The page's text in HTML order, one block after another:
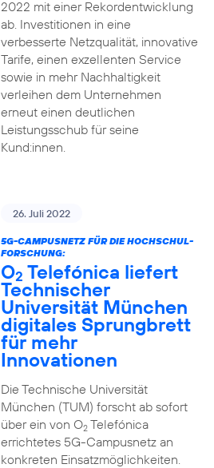
2022 mit einer Rekordentwicklung
ab. Investitionen in eine
verbesserte Netzqualität, innovative
Tarife, einen exzellenten Service
sowie in mehr Nachhaltigkeit
verleihen dem Unternehmen
erneut einen deutlichen
Leistungsschub für seine
Kund:innen.
26. Juli 2022
5G-CAMPUSNETZ FÜR DIE HOCHSCHUL-
FORSCHUNG:
O2 Telefónica liefert
Technischer
Universität München
digitales Sprungbrett
für mehr
Innovationen
Die Technische Universität
München (TUM) forscht ab sofort
über ein von O2Telefónica
errichtetes 5G-Campusnetz an
konkreten Einsatzmöglichkeiten.